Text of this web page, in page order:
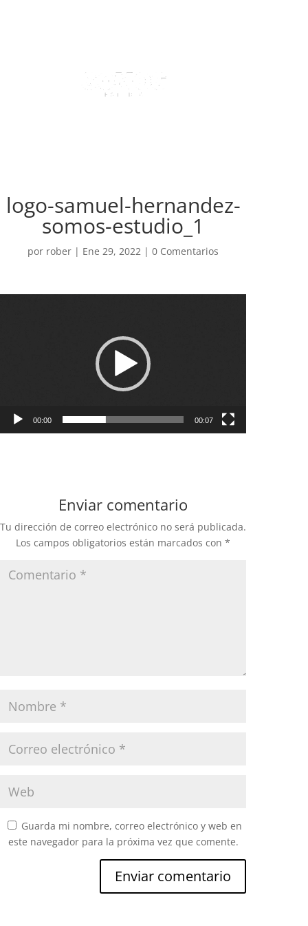
logo-samuel-hernandez-
somos-estudio_1
por rober | Ene 29, 2022 |0 Comentarios
vídeo
00:00 00:07
Enviar comentario
Tu dirección de correo electrónico no será publicada.
Los campos obligatorios están marcados con*
Guarda mi nombre, correo electrónico y web en
este navegador para la próxima vez que comente.